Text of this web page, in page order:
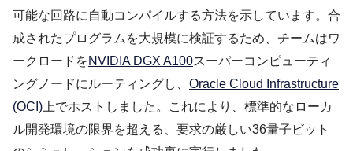
可能な回路に自動コンパイルする方法を示しています。合
成されたプログラムを大規模に検証するため、チームはワ
ークロードをNVIDIA DGX A100スーパーコンピューティ
ングノードにルーティングし、 Oracle Cloud Infrastructure
(OCI) 上でホストしました。これにより、標準的なローカ
ル開発環境の限界を超える、要求の厳しい36量子ビット